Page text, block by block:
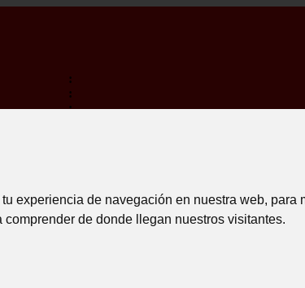
experiencia de navegación en nuestra web,
de donde llegan nuestros visitantes.
:
:
: